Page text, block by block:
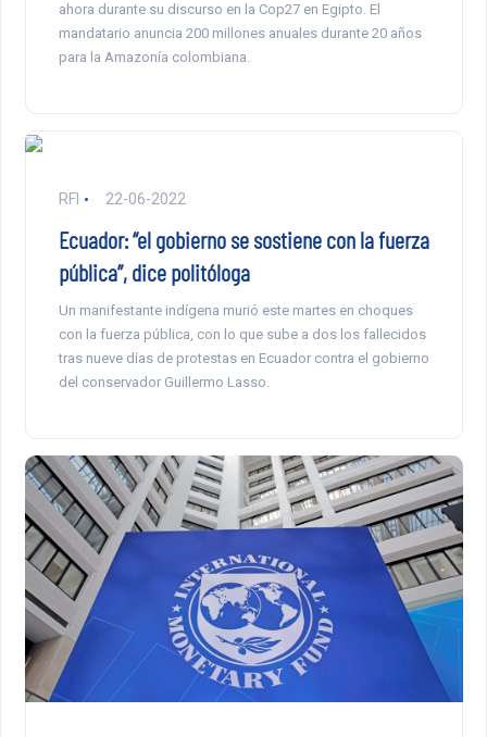
ahora durante su discurso en la Cop27 en Egipto. El
mandatario anuncia 200 millones anuales durante 20 años
para la Amazonía colombiana.
RFI 22-06-2022
Ecuador: “el gobierno se sostiene con la fuerza
pública”, dice politóloga
Un manifestante indígena murió este martes en choques
con la fuerza pública, con lo que sube a dos los fallecidos
tras nueve días de protestas en Ecuador contra el gobierno
del conservador Guillermo Lasso.